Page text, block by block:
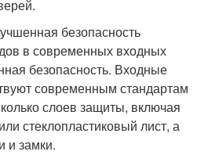
безопасность
в современных входных
безопасность. Входные
современным стандартам
слоев защиты, включая
стеклопластиковый лист, а
и замки.